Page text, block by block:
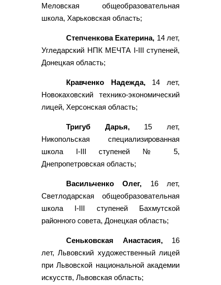
Меловская общеобразовательная
школа, Харьковская область;
Степченкова Екатерина, 14 лет,
Угледарский НПК МЕЧТА I-III ступеней,
Донецкая область;
Кравченко Надежда,14 лет,
Новокаховский технико-экономический
лицей, Херсонская область;
Тригуб Дарья,15 лет,
Никопольская специализированная
школа I-III ступеней № 5,
Днепропетровская область;
Васильченко Олег, 16 лет,
Светлодарская общеобразовательная
школа I-III ступеней Бахмутской
районного совета, Донецкая область;
Сеньковская Анастасия,16
лет, Львовский художественный лицей
при Львовской национальной академии
искусств, Львовская область;